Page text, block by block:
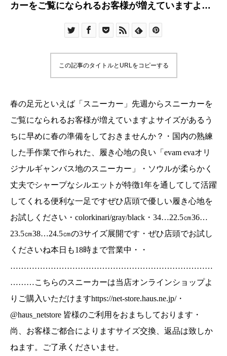
カーをご覧になられるお客様が増えていますよサ
んか？・国内の熟練した手作業で作られた、履き
スニーカー」・ソウルが柔らかく丈夫でシャープ
試しください・colorkinari/gray/black・34…22.5
㎝36…23.5㎝38…24.5㎝の3サイズ展開です・ぜひ
中・・
こちらのスニーカーは当店オンラインショップよ
りご購入いただけますhttps://net-
store.haus.ne.jp/・@haus_netstore 皆様のご利
用をおまちしております・尚、お客様ご都合によ
りますサイズ交換、返品は致しかねます。ご了承
くださいませ。
#島根#松江#ユーカリ荘#yukarisou#ライフスタイ
ルショップ#セレクトショップ#雑貨#雑貨屋#アパ
レル#洋服#コーデ#夏#夏コーデ
シューズ#madeinjapan#日本製#島根旅#島根旅行
この記事のタイトルとURLをコピーする
春の足元といえば「スニーカー」先週からスニーカーを
ご覧になられるお客様が増えていますよサイズがあるう
ちに早めに春の準備をしておきませんか？・国内の熟練
した手作業で作られた、履き心地の良い「evam evaオリ
ジナルギャンバス地のスニーカー」・ソウルが柔らかく
丈夫でシャープなシルエットが特徴1年を通してして活躍
してくれる便利な一足ですぜひ店頭で優しい履き心地を
お試しください・colorkinari/gray/black・34…22.5㎝36…
23.5㎝38…24.5㎝の3サイズ展開です・ぜひ店頭でお試し
くださいね本日も18時まで営業中・・
…………………………………………………………………
………こちらのスニーカーは当店オンラインショップよ
りご購入いただけますhttps://net-store.haus.ne.jp/・
@haus_netstore 皆様のご利用をおまちしております・
尚、お客様ご都合によりますサイズ交換、返品は致しか
ねます。ご了承くださいませ。